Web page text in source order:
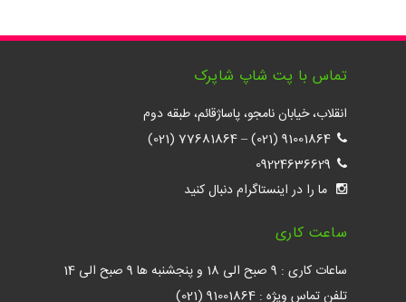
تماس با پت شاپ شاپرک
انقلاب، خیابان نامجو، پاساژقائم، طبقه دوم
91001864 (021)
–
77681864 (021)
09224636629
ما را در اینستاگرام دنبال کنید
ساعت کاری
ساعات کاری : 9 صبح الی 18 و پنجشنبه ها 9 صبح الی 14
تلفن تماس ویژه : 91001864 (021)